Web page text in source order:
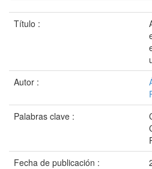
Título :
Autor :
Palabras clave :
Fecha de publicación :